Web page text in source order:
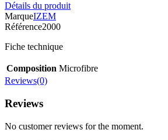
Détails du produit
MarqueIZEM
Référence2000
Fiche technique
Composition Microfibre
Reviews(0)
Reviews
No customer reviews for the moment.